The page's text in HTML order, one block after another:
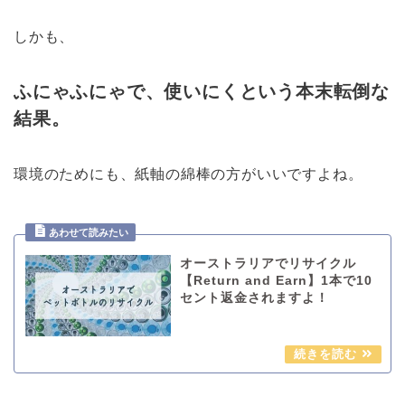
しかも、
ふにゃふにゃで、使いにくという本末転倒な
結果。
環境のためにも、紙軸の綿棒の方がいいですよね。
オーストラリアでリサイクル
【Return and Earn】1本で10
セント返金されますよ！